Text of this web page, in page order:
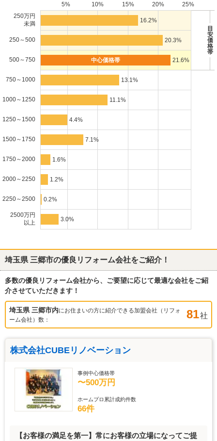
5% 10% 15% 20%
25%
250万円
未満
16.2%
目
安
価
格
帯
250～500 20.3%
500～750 21.6%
750～1000 13.1%
1000～1250 11.1%
1250～1500 4.4%
1500～1750 7.1%
1750～2000 1.6%
2000～2250 1.2%
2250～2500 0.2%
2500万円
以上
3.0%
埼玉県 三郷市の優良リフォーム会社をご紹介！
多数の優良リフォーム会社から、ご要望に応じて最適な会社をご紹
介させていただきます！
埼玉県 三郷市内にお住まいの方に紹介できる加盟会社（リフォ
ーム会社）数：
81社
株式会社CUBEリノベーション
事例中心価格帯
〜500万円
ホームプロ累計成約件数
66件
【お客様の満足を第一】常にお客様の立場になってご提